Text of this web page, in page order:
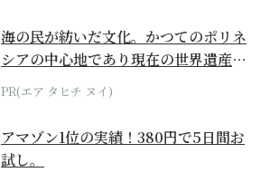
海の民が紡いだ文化。かつてのポリネ
シアの中心地であり現在の世界遺産か
らみえてくる...
PR(エア タヒチ ヌイ)
アマゾン1位の実績！380円で5日間お
試し。